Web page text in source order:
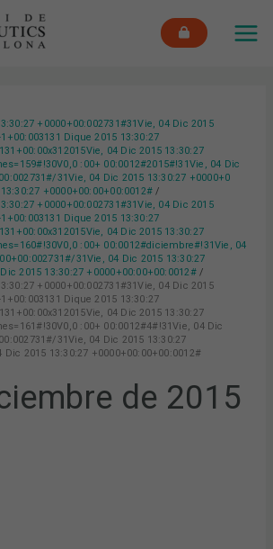
+0000+00:002731#31Vie, 04 Dic 2015
Dique 2015 13:30:27
04 Dic 2015 13:30:27
:00+ 00:0012#2015#!31Vie, 04 Dic
31Vie, 04 Dic 2015 13:30:27 +0000+0
+0000+00:00+00:0012#
+0000+00:002731#31Vie, 04 Dic 2015
Dique 2015 13:30:27
04 Dic 2015 13:30:27
:00+ 00:0012#diciembre#!31Vie, 04
31Vie, 04 Dic 2015 13:30:27
2015 13:30:27 +0000+00:00+00:0012#
+0000+00:002731#31Vie, 04 Dic 2015
Dique 2015 13:30:27
04 Dic 2015 13:30:27
:00+ 00:0012#4#!31Vie, 04 Dic
31Vie, 04 Dic 2015 13:30:27
Dic 2015 13:30:27 +0000+00:00+00:0012#
de 2015